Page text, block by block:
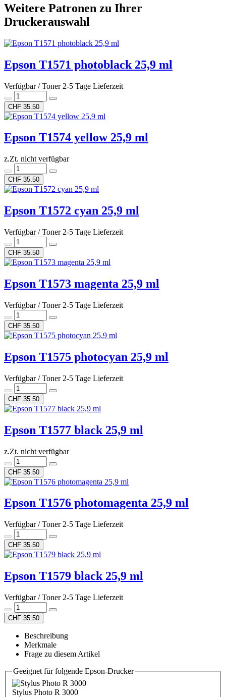
Weitere Patronen zu Ihrer
Druckerauswahl
Epson T1571 photoblack 25,9 ml
Verfügbar / Toner 2-5 Tage Lieferzeit
CHF 35.50
Epson T1574 yellow 25,9 ml
z.Zt. nicht verfügbar
CHF 35.50
Epson T1572 cyan 25,9 ml
Verfügbar / Toner 2-5 Tage Lieferzeit
CHF 35.50
Epson T1573 magenta 25,9 ml
Verfügbar / Toner 2-5 Tage Lieferzeit
CHF 35.50
Epson T1575 photocyan 25,9 ml
Verfügbar / Toner 2-5 Tage Lieferzeit
CHF 35.50
Epson T1577 black 25,9 ml
z.Zt. nicht verfügbar
CHF 35.50
Epson T1576 photomagenta 25,9 ml
Verfügbar / Toner 2-5 Tage Lieferzeit
CHF 35.50
Epson T1579 black 25,9 ml
Verfügbar / Toner 2-5 Tage Lieferzeit
CHF 35.50
Beschreibung
Merkmale
Frage zu diesem Artikel
Geeignet für folgende Epson-Drucker
Stylus Photo R 3000